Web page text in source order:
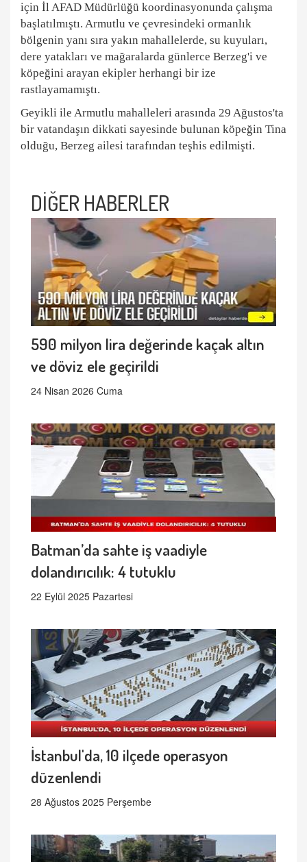
için İl AFAD Müdürlüğü koordinasyonunda çalışma
başlatılmıştı. Armutlu ve çevresindeki ormanlık
bölgenin yanı sıra yakın mahallelerde, su kuyuları,
dere yatakları ve mağaralarda günlerce Berzeg'i ve
köpeğini arayan ekipler herhangi bir ize
rastlayamamıştı.
Geyikli ile Armutlu mahalleleri arasında 29 Ağustos'ta
bir vatandaşın dikkati sayesinde bulunan köpeğin Tina
olduğu, Berzeg ailesi tarafından teşhis edilmişti.
DİĞER HABERLER
590 milyon lira değerinde kaçak altın
ve döviz ele geçirildi
24 Nisan 2026 Cuma
Batman’da sahte iş vaadiyle
dolandırıcılık: 4 tutuklu
22 Eylül 2025 Pazartesi
İstanbul'da, 10 ilçede operasyon
düzenlendi
28 Ağustos 2025 Perşembe